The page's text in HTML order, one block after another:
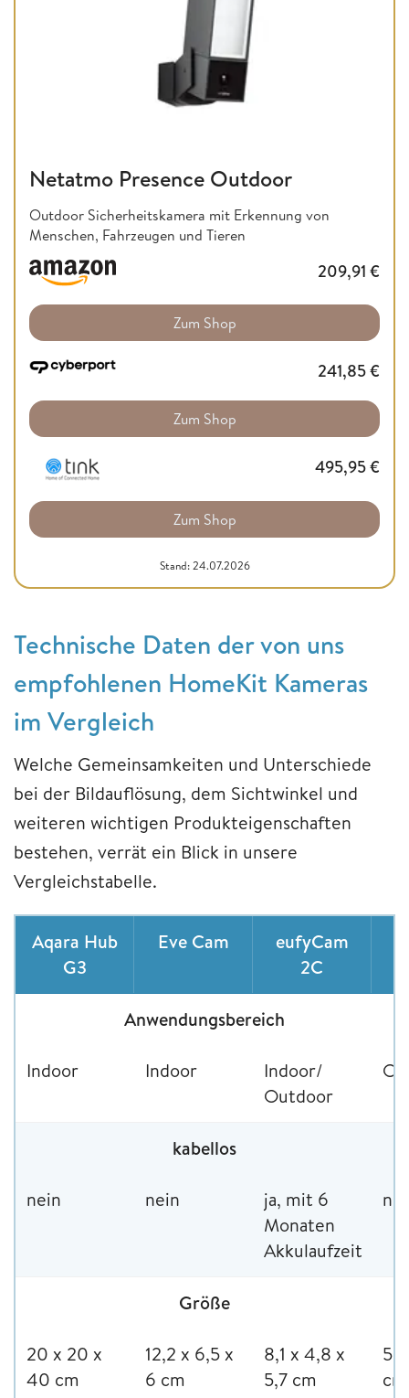
Netatmo Presence Outdoor
Outdoor Sicherheitskamera mit Erkennung von
Menschen, Fahrzeugen und Tieren
209,91 €
Zum Shop
241,85€
Zum Shop
495,95€
Zum Shop
Stand: 24.07.2026
Technische Daten der von uns
empfohlenen HomeKit Kameras
im Vergleich
Welche Gemeinsamkeiten und Unterschiede
bei der Bildauflösung, dem Sichtwinkel und
weiteren wichtigen Produkteigenschaften
bestehen, verrät ein Blick in unsere
Vergleichstabelle.
Aqara ‎Hub
G3
Eve Cam
eufyCam
2C
Anwendungsbereich
Indoor Indoor
Indoor/
Outdoor
kabellos
nein nein
ja, mit 6
Monaten
Akkulaufzeit
Größe
20 x 20 x
40 cm
12,2 x 6,5 x
6 cm
8,1 x 4,8 x
5,7 cm
5
cm